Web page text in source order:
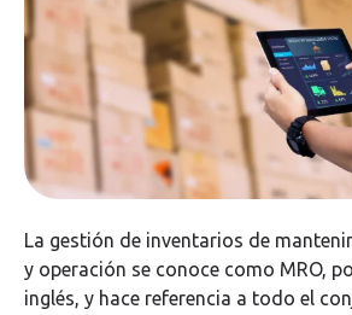
La gestión de inventarios de
y operación se conoce como MRO,
inglés, y hace referencia a todo el